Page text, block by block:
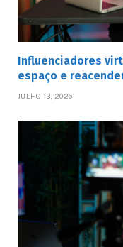
Influenciadores
espaço e
JULHO 13, 2026